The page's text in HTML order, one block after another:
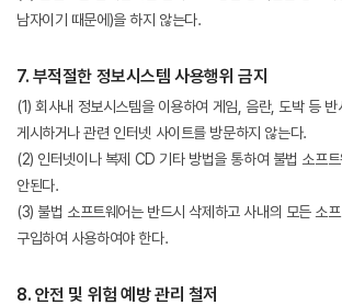
남자이기 때문에)을 하지 않는다.
7. 부적절한 정보시스템 사용행위 금지
(1) 회사내 정보시스템을 이용하여 게임, 음란, 도박 등 반
게시하거나 관련 인터넷 사이트를 방문하지 않는다.
(2) 인터넷이나 복제 CD 기타 방법을 통하여 불법 소프
안된다.
(3) 불법 소프트웨어는 반드시 삭제하고 사내의 모든 소
구입하여 사용하여야 한다.
8. 안전 및 위험 예방 관리 철저